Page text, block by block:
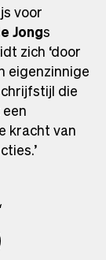
voor
Jongs
zich ‘door
eigenzinnige
die
kracht van